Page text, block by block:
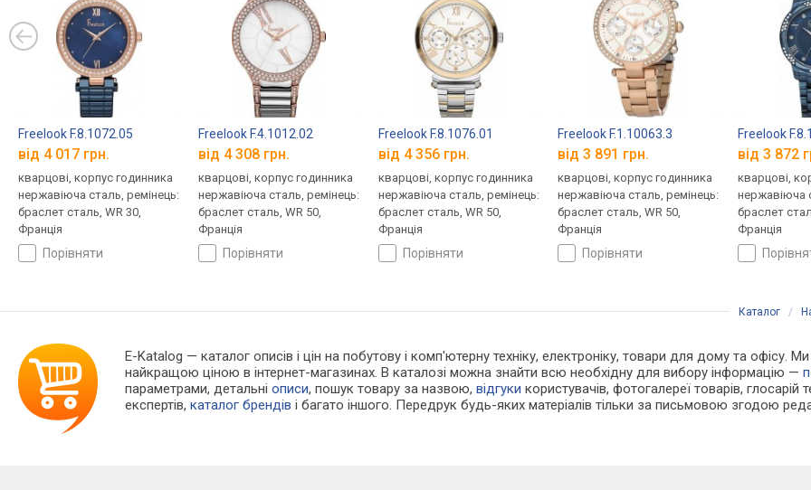
Freelook F.8.1072.05
від 4 017 грн.
кварцові, корпус годинника
нержавіюча сталь, ремінець:
браслет сталь, WR 30,
Франція
порівняти
Freelook F.4.1012.02
від 4 308 грн.
кварцові, корпус годинника
нержавіюча сталь, ремінець:
браслет сталь, WR 50,
Франція
порівняти
Freelook F.8.1076.01
від 4 356 грн.
кварцові, корпус годинника
нержавіюча сталь, ремінець:
браслет сталь, WR 50,
Франція
порівняти
Freelook F.1.10063.3
від 3 891 грн.
кварцові, корпус годинника
нержавіюча сталь, ремінець:
браслет сталь, WR 50,
Франція
порівняти
Freelook
від 3 872
кварцові,
нержавіюча
браслет
Франція
Каталог /
E-Katalog — каталог описів і цін на побутову і комп'ютерну техніку, електроніку, товари для дому та офісу.
найкращою ціною в інтернет-магазинах. В каталозі можна знайти всю необхідну для вибору інформацію —
параметрами, детальніописи, пошук товару за назвою,відгуки користувачів, фотогалереї товарів, глосарій
експертів,каталог брендів і багато іншого. Передрук будь-яких матеріалів тільки за письмовою згодою